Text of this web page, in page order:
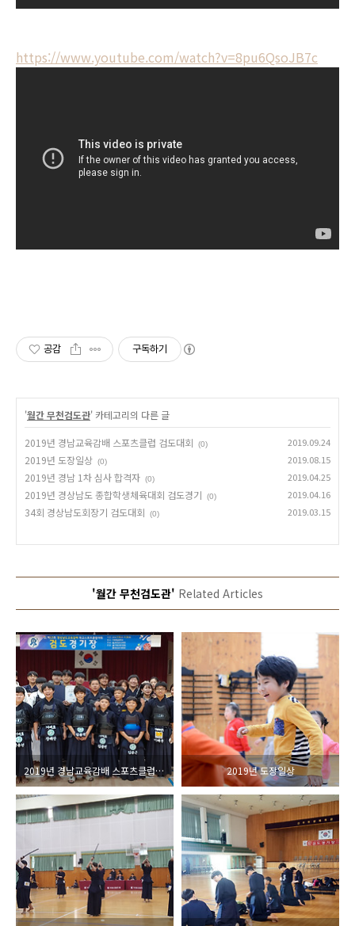
https://www.youtube.com/watch?v=8pu6QsoJB7c
공감 구독하기
'월간 무천검도관' 카테고리의 다른 글
2019년 경남교육감배 스포츠클럽 검도대회 (0) 2019.09.24
2019년 도장일상 (0) 2019.08.15
2019년 경남 1차 심사 합격자 (0) 2019.04.25
2019년 경상남도 종합학생체육대회 검도경기 (0) 2019.04.16
34회 경상남도회장기 검도대회 (0) 2019.03.15
'월간 무천검도관' Related Articles
2019년 경남교육감배 스포츠클럽 검도대회 2019년 도장일상